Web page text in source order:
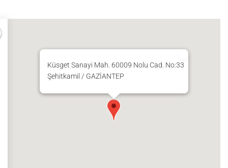
Küsget Sanayi Mah. 60009 Nolu Cad. No:33
Şehitkamil / GAZİANTEP